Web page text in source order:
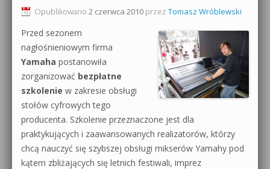
Opublikowano 2 czerwca 2010 przez Tomasz Wróblewski
Przed sezonem
nagłośnieniowym firma
Yamaha postanowiła
zorganizować bezpłatne
szkolenie w zakresie obsługi
stołów cyfrowych tego
producenta. Szkolenie przeznaczone jest dla
praktykujących i zaawansowanych realizatorów, którzy
chcą nauczyć się szybszej obsługi mikserów Yamahy pod
kątem zbliżających się letnich festiwali, imprez